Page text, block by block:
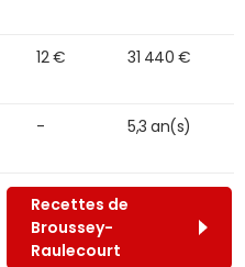
12 € 31 440 €
- 5,3 an(s)
Recettes de
Broussey-
Raulecourt